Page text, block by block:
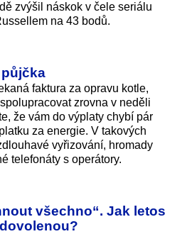
zvýšil náskok v čele seriálu
na 43 bodů.
faktura za opravu kotle,
zrovna v neděli
že vám do výplaty chybí pár
za energie. V takových
vyřizování, hromady
telefonáty s operátory.
všechno“. Jak letos